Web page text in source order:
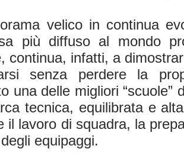
velico in continua
più diffuso al mondo
continua, infatti, a
senza perdere la
una delle migliori “scuole”
tecnica, equilibrata e
il lavoro di squadra, la
equipaggi.